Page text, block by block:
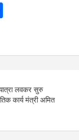
e
लवकर सुरु
कार्य मंत्री अमित